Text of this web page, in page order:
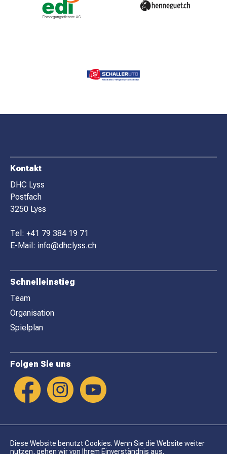
MATCHBESUCH
F
O
O
T
E
R
Kontakt
DHC Lyss
Postfach
3250 Lyss
Tel: +41 79 384 19 71
E-Mail: info@dhclyss.ch
Schnelleinstieg
Team
Organisation
Spielplan
Folgen Sie uns
Diese Website benutzt Cookies. Wenn Sie die Website weiter
nutzen, gehen wir von Ihrem Einverständnis aus.